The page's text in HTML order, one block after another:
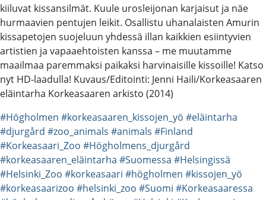
kiiluvat kissansilmät. Kuule urosleijonan karjaisut ja näe
hurmaavien pentujen leikit. Osallistu uhanalaisten Amurin
kissapetojen suojeluun yhdessä illan kaikkien esiintyvien
artistien ja vapaaehtoisten kanssa – me muutamme
maailmaa paremmaksi paikaksi harvinaisille kissoille! Katso
nyt HD-laadulla! Kuvaus/Editointi: Jenni Haili/Korkeasaaren
eläintarha Korkeasaaren arkisto (2014)
#Högholmen #korkeasaaren_kissojen_yö #eläintarha
#djurgård #zoo_animals #animals #Finland
#Korkeasaari_Zoo #Högholmens_djurgård
#korkeasaaren_eläintarha #Suomessa #Helsingissä
#Helsinki_Zoo #korkeasaari #högholmen #kissojen_yö
#korkeasaarizoo #helsinki_zoo #Suomi #Korkeasaaressa